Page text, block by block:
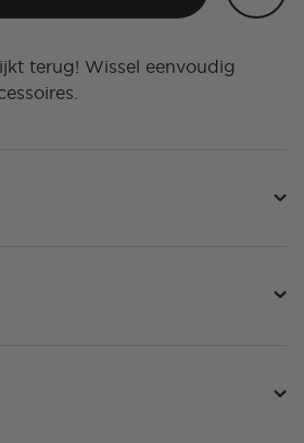
terug! Wissel eenvoudig